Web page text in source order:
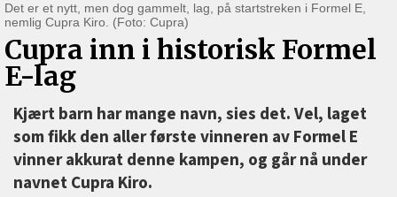
Det er et nytt, men dog gammelt, lag, på startstreken i Formel E,
nemlig Cupra Kiro. (Foto: Cupra)
Cupra inn i historisk Formel
E-lag
Kjært barn har mange navn, sies det. Vel, laget
som fikk den aller første vinneren av Formel E
vinner akkurat denne kampen, og går nå under
navnet Cupra Kiro.